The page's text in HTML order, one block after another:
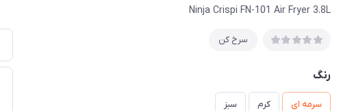
Ninja Crispi FN-101 Air Fryer 3.8L
سرخ کن
رنگ
سرمه ای کرم سبز